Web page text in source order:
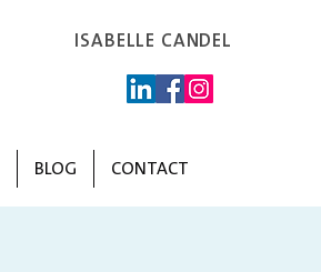
ISABELLE CANDEL
BLOG CONTACT